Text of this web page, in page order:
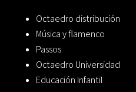
Octaedro distribución
Música y flamenco
Passos
Octaedro Universidad
Educación Infantil